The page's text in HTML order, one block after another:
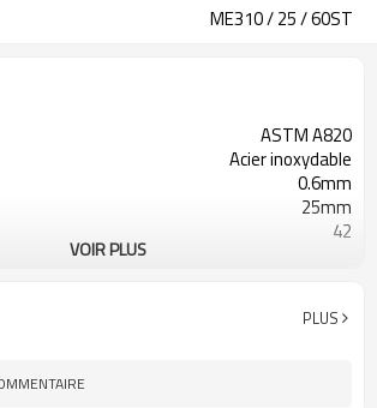
ME310 / 25 / 60ST
ASTM A820
Acier inoxydable
0.6mm
25mm
42
VOIR PLUS
PLUS